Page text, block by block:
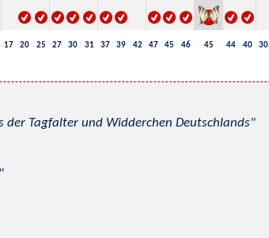
17 20 25 27 30 31 37 39 42 47 45 46 45 44 40 30
der Tagfalter und Widderchen Deutschlands